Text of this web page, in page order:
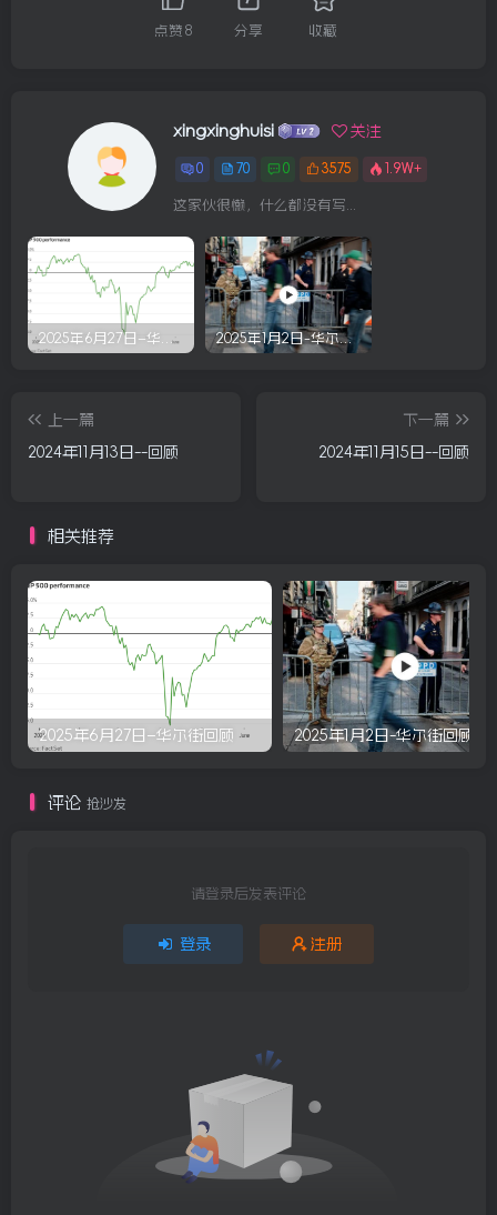
点赞 8 分享 收藏
xingxinghuisi 关注
0 70 0 3575 1.9W+
这家伙很懒，什么都没有写...
2025年1月2日-华尔街回顾
上一篇
2024年11月13日--回顾
下一篇
2024年11月15日--回顾
相关推荐
2025年6月27日–华尔街回顾 2025年1月2日-华尔街回顾
评论 抢沙发
请登录后发表评论
登录 注册